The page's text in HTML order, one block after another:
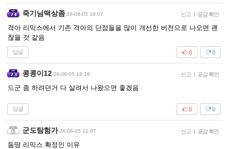
죽기님떡상좀 26-06-05 18:07 신고 | 공감 확인
격아 리믹스에서 기존 격아의 단점들을 많이 개선한 버전으로 나오면 괜
찮을 것 같음
답글 0
0
콩콩이12 26-06-05 18:16 신고 | 공감 확인
드군 좀 하려던거 다 살려서 나왔으면 좋겠음
답글 0
0
군도탐험가 26-06-05 21:07 신고 | 공감 확인
둠땅 리믹스 확정인 이유